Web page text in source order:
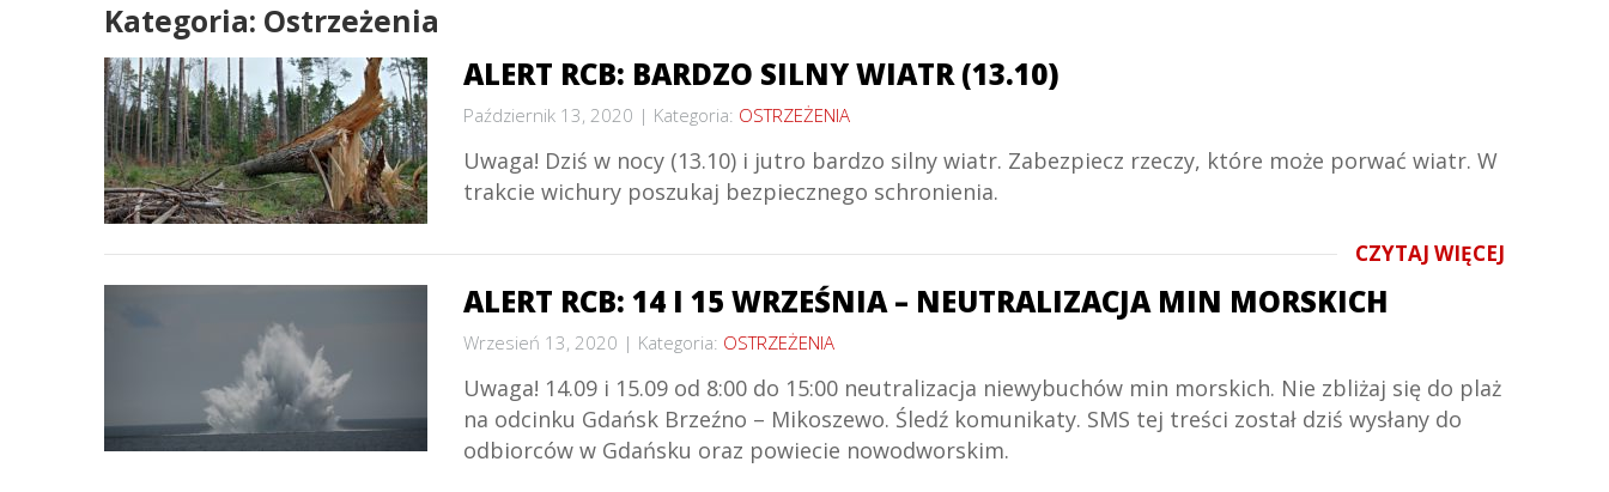
Kategoria: Ostrzeżenia
ALERT RCB: BARDZO SILNY WIATR (13.10)
Październik 13, 2020 Kategoria: OSTRZEŻENIA
Uwaga! Dziś w nocy (13.10) i jutro bardzo silny wiatr. Zabezpiecz rzeczy, które może porwać wiatr. W
trakcie wichury poszukaj bezpiecznego schronienia.
CZYTAJ WIĘCEJ
ALERT RCB: 14 I 15 WRZEŚNIA – NEUTRALIZACJA MIN MORSKICH
Wrzesień 13, 2020 Kategoria: OSTRZEŻENIA
Uwaga! 14.09 i 15.09 od 8:00 do 15:00 neutralizacja niewybuchów min morskich. Nie zbliżaj się do plaż
na odcinku Gdańsk Brzeźno – Mikoszewo. Śledź komunikaty. SMS tej treści został dziś wysłany do
odbiorców w Gdańsku oraz powiecie nowodworskim.